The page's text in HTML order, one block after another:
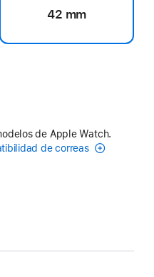
42 mm
de Apple Watch.
de correas